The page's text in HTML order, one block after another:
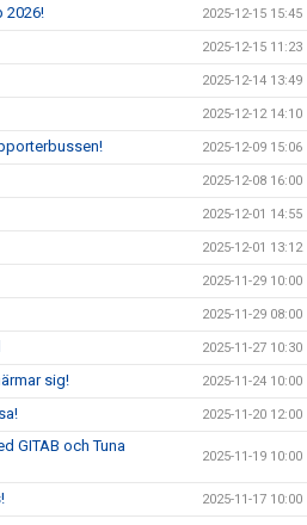
2026! 2025-12-15 15:45
2025-12-15 11:23
2025-12-14 13:49
2025-12-12 14:10
2025-12-09 15:06
2025-12-08 16:00
2025-12-01 14:55
2025-12-01 13:12
2025-11-29 10:00
2025-11-29 08:00
2025-11-27 10:30
sig! 2025-11-24 10:00
2025-11-20 12:00
GITAB och Tuna
2025-11-19 10:00
2025-11-17 10:00